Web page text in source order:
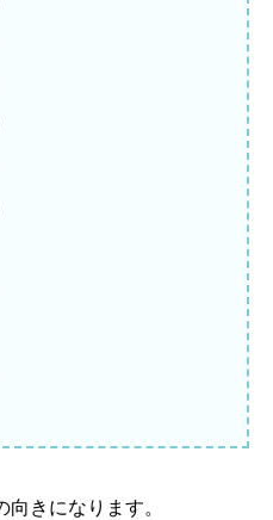
きになります。